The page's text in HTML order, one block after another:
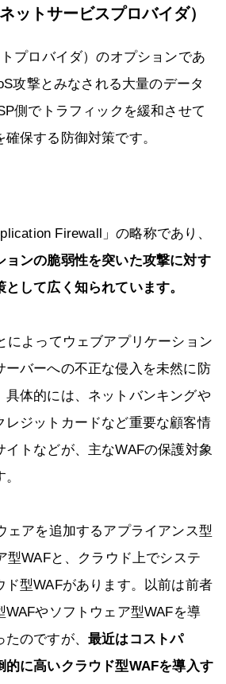
ットサービスプロバイダ）
プロバイダ）のオプションであ
攻撃とみなされる大量のデータ
側でトラフィックを緩和させて
保する防御対策です。
Firewall」の略称であり、
ョンの脆弱性を突いた攻撃に対す
して広く知られています。
によってウェブアプリケーション
ーバーへの不正な侵入を未然に防
具体的には、ネットバンキングや
レジットカードなど重要な顧客情
トなどが、主なWAFの保護対象
ェアを追加するアプライアンス型
型WAFと、クラウド上でシステ
ド型WAFがあります。以前は前者
やソフトウェア型WAFを導
のですが、 最近はコストパ
的に高いクラウド型WAFを導入す